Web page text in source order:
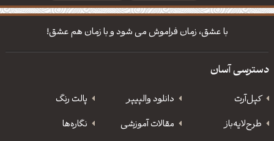
دانلود والپیپر مذهبی
تایپوگرافی شعر مولانا
با عشق، زمان فراموش می شود و با زمان هم عشق!
دسترسی آسان
کپل‌آرت دانلود‌ والپیپر
پالت رنگ
طرح‌لایه‌باز
مقالات آموزشی
نگاره‌ها